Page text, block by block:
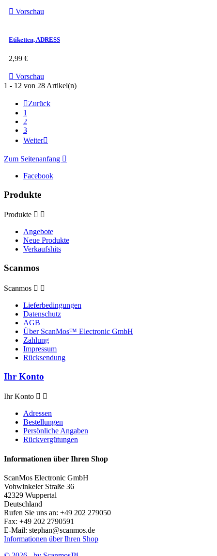
 Vorschau
Etiketten, ADRESS
2,99 €
 Vorschau
1 - 12 von 28 Artikel(n)
Zurück
1
2
3
Weiter
Zum Seitenanfang 
Facebook
Produkte
Produkte  
Angebote
Neue Produkte
Verkaufshits
Scanmos
Scanmos  
Lieferbedingungen
Datenschutz
AGB
Über ScanMos™ Electronic GmbH
Zahlung
Impressum
Rücksendung
Ihr Konto
Ihr Konto  
Adressen
Bestellungen
Persönliche Angaben
Rückvergütungen
Informationen über Ihren Shop
ScanMos Electronic GmbH
Vohwinkeler Straße 36
42329 Wuppertal
Deutschland
Rufen Sie uns an: +49 202 279050
Fax: +49 202 2790591
E-Mail: stephan@scanmos.de
Informationen über Ihren Shop